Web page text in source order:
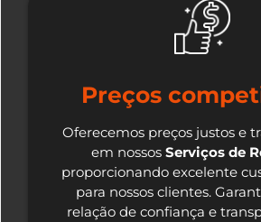
Preços
Oferecemos preços justos e
em nossos Serviços de
proporcionando excelente
para nossos clientes.
relação de confiança e